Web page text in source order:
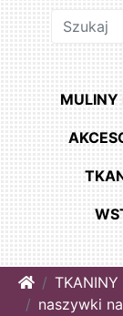
MULINY
HomeTKANINY
naszywki